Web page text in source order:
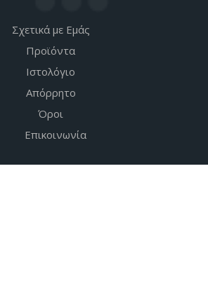
Σχετικά με Εμάς
Προϊόντα
Ιστολόγιο
Απόρρητο
Όροι
Επικοινωνία